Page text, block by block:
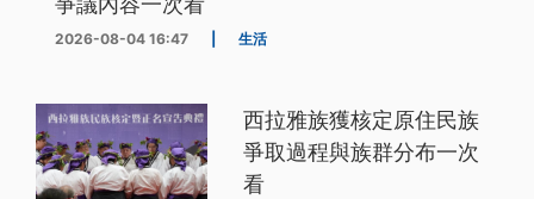
2026-08-04 16:47 生活
西拉雅族獲核定原住民族
爭取過程與族群分布一次
看